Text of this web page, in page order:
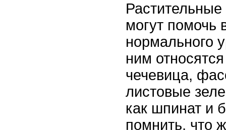
могут помочь
нормального
ним
чечевица,
листовые
как шпинат и
помнить, что